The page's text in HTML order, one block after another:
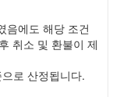
음에도 해당 조건
취소 및 환불이 제
로 산정됩니다.